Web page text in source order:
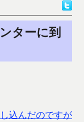
ターに到
込んだのですが